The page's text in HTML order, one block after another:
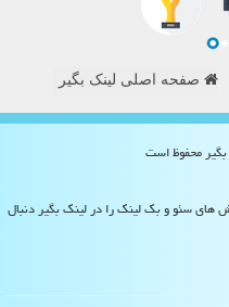
صفحه اصلی لینک بگیر
های سئو و بک لینک را در لینک بگیر دنبال